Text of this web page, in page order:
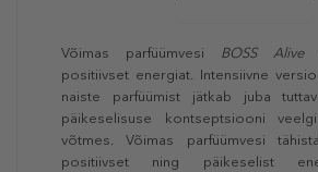
Võimas parfüümvesi BOSSAlive
positiivset energiat. Intensiivne
naiste parfüümist jätkab juba
päikeselisuse kontseptsiooni
võtmes. Võimas parfüümvesi
positiivset ning päikeselist